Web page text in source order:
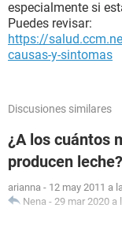
especialmente si
Puedes revisar:
https://
causas-y-sintomas
Discusiones similares
¿A los cuántos
producen leche?
arianna - 12 may 2011 a
Nena - 29 mar 2020 a